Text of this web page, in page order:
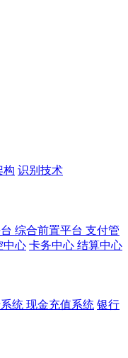
构 识别技术
综合前置平台 支付管
中心 卡务中心 结算中心
统 现金充值系统 银行